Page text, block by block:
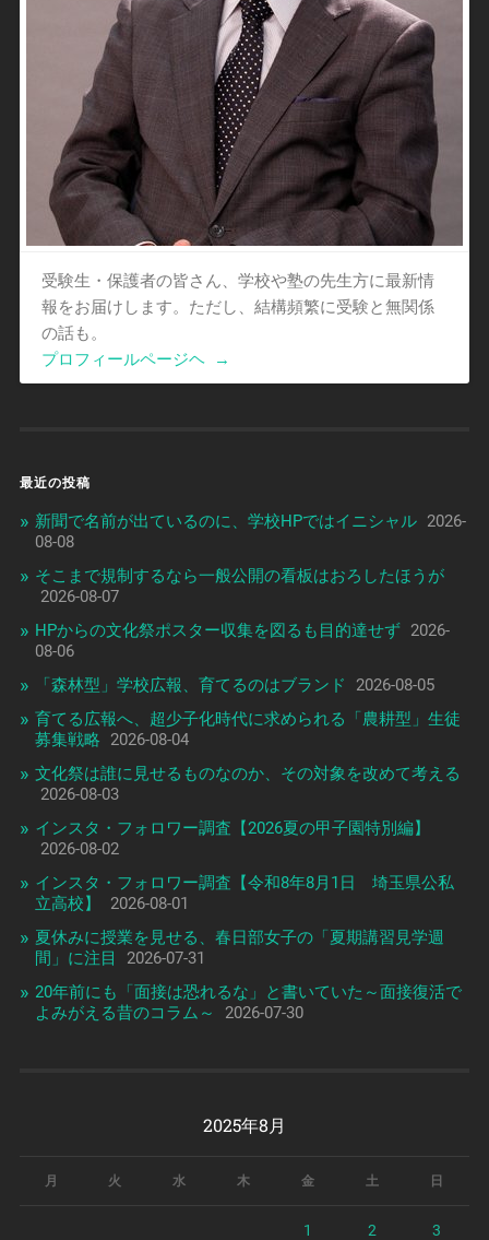
受験生・保護者の皆さん、学校や塾の先生方に最新情
報をお届けします。ただし、結構頻繁に受験と無関係
の話も。
プロフィールページヘ
→
最近の投稿
新聞で名前が出ているのに、学校HPではイニシャル 2026-
08-08
そこまで規制するなら一般公開の看板はおろしたほうが
2026-08-07
HPからの文化祭ポスター収集を図るも目的達せず 2026-
08-06
「森林型」学校広報、育てるのはブランド
2026-08-05
育てる広報へ、超少子化時代に求められる「農耕型」生徒
募集戦略
2026-08-04
文化祭は誰に見せるものなのか、その対象を改めて考える
2026-08-03
インスタ・フォロワー調査【2026夏の甲子園特別編】
2026-08-02
インスタ・フォロワー調査【令和8年8月1日 埼玉県公私
立高校】
2026-08-01
夏休みに授業を見せる、春日部女子の「夏期講習見学週
間」に注目
2026-07-31
20年前にも「面接は恐れるな」と書いていた～面接復活で
よみがえる昔のコラム～
2026-07-30
2025年8月
月 火 水 木 金 土 日
1 2 3